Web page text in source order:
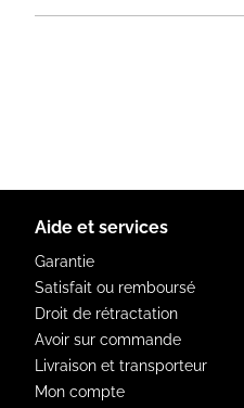
Aide et services
Garantie
Satisfait ou remboursé
Droit de rétractation
Avoir sur commande
Livraison et transporteur
Mon compte